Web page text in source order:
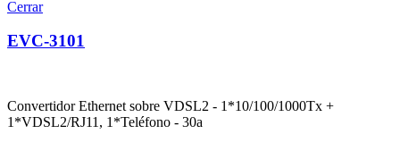
Cerrar
EVC-3101
Convertidor Ethernet sobre VDSL2 - 1*10/100/1000Tx +
1*VDSL2/RJ11, 1*Teléfono - 30a